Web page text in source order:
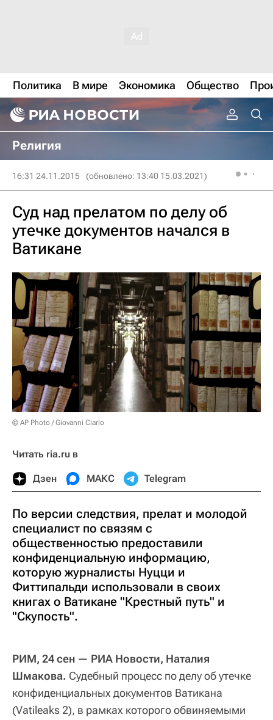
Политика В мире Экономика Общество
Религия
16:31 24.11.2015 (обновлено: 13:40 15.03.2021)
Суд над прелатом по делу об
утечке документов начался в
Ватикане
© AP Photo / Giovanni Ciarlo
Читать ria.ru в
Дзен МАКС Telegram
По версии следствия, прелат и молодой
специалист по связям с
общественностью предоставили
конфиденциальную информацию,
которую журналисты Нуцци и
Фиттипальди использовали в своих
книгах о Ватикане "Крестный путь" и
"Скупость".
РИМ, 24 сен — РИА Новости, Наталия
Шмакова. Судебный процесс по делу об утечке
конфиденциальных документов Ватикана
(Vatileaks 2), в рамках которого обвиняемыми